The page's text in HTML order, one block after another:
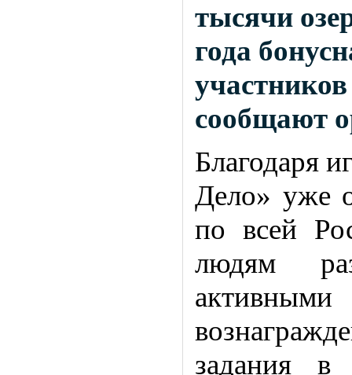
тысячи
года
сообщают
Благодаря
Дело» уже
по всей
людям
задания в